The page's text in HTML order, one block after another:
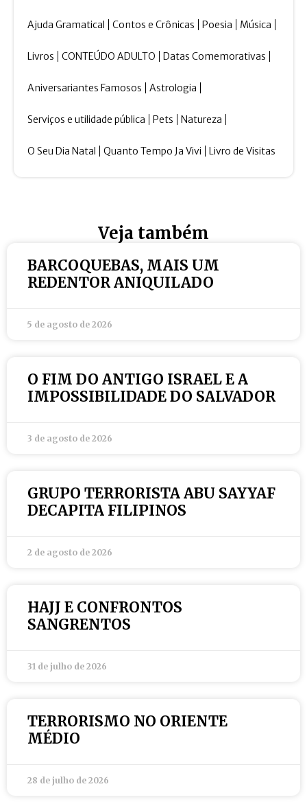
Ajuda Gramatical Contos e Crônicas Poesia Música
Livros CONTEÚDO ADULTO Datas Comemorativas
Aniversariantes Famosos Astrologia
Serviços e utilidade pública Pets Natureza
O Seu Dia Natal Quanto Tempo Ja Vivi Livro de Visitas
Veja também
BARCOQUEBAS, MAIS UM
REDENTOR ANIQUILADO
5 de agosto de 2026
O FIM DO ANTIGO ISRAEL E A
IMPOSSIBILIDADE DO SALVADOR
3 de agosto de 2026
GRUPO TERRORISTA ABU SAYYAF
DECAPITA FILIPINOS
2 de agosto de 2026
HAJJ E CONFRONTOS
SANGRENTOS
31 de julho de 2026
TERRORISMO NO ORIENTE
MÉDIO
28 de julho de 2026